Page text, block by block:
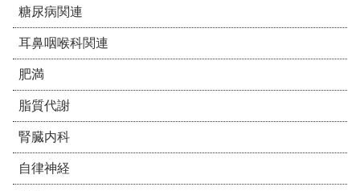
糖尿病関連
耳鼻咽喉科関連
肥満
脂質代謝
腎臓内科
自律神経